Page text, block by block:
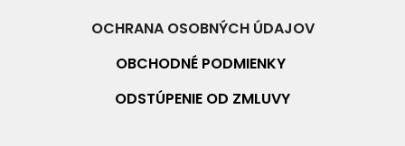
OCHRANA OSOBNÝCH ÚDAJOV
OBCHODNÉ PODMIENKY
ODSTÚPENIE OD ZMLUVY